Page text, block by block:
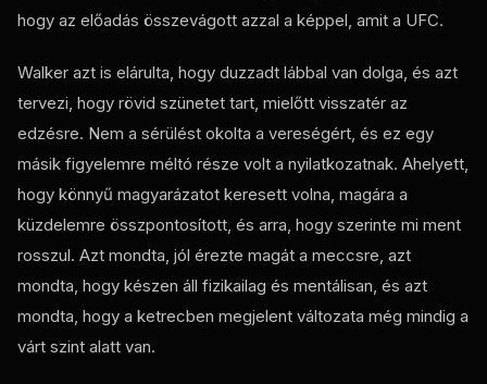
hogy az előadás összevágott azzal a képpel, amit a UFC.
Walker azt is elárulta, hogy duzzadt lábbal van dolga, és azt
tervezi, hogy rövid szünetet tart, mielőtt visszatér az
edzésre. Nem a sérülést okolta a vereségért, és ez egy
másik figyelemre méltó része volt a nyilatkozatnak. Ahelyett,
hogy könnyű magyarázatot keresett volna, magára a
küzdelemre összpontosított, és arra, hogy szerinte mi ment
rosszul. Azt mondta, jól érezte magát a meccsre, azt
mondta, hogy készen áll fizikailag és mentálisan, és azt
mondta, hogy a ketrecben megjelent változata még mindig a
várt szint alatt van.